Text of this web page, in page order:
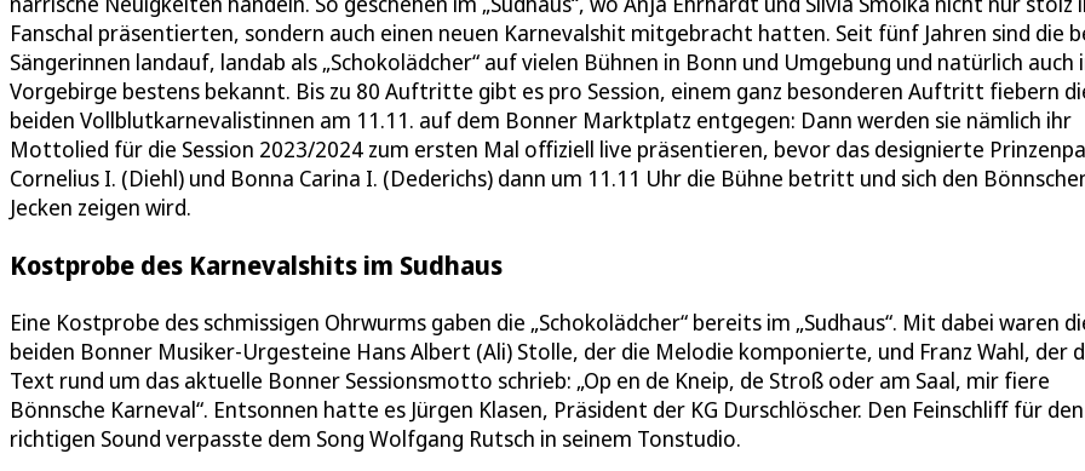
Fanschal präsentierten, sondern auch einen neuen Karnevalshit mitgebracht hatten. Seit fünf Jahren sind die
Sängerinnen landauf, landab als „Schokolädcher“ auf vielen Bühnen in Bonn und Umgebung und natürlich auch
Vorgebirge bestens bekannt. Bis zu 80 Auftritte gibt es pro Session, einem ganz besonderen Auftritt fiebern
beiden Vollblutkarnevalistinnen am 11.11. auf dem Bonner Marktplatz entgegen: Dann werden sie nämlich ihr
Mottolied für die Session 2023/2024 zum ersten Mal offiziell live präsentieren, bevor das designierte
Cornelius I. (Diehl) und Bonna Carina I. (Dederichs) dann um 11.11 Uhr die Bühne betritt und sich den
Jecken zeigen wird.
Kostprobe des Karnevalshits im Sudhaus
Eine Kostprobe des schmissigen Ohrwurms gaben die „Schokolädcher“ bereits im „Sudhaus“. Mit dabei waren
beiden Bonner Musiker-Urgesteine Hans Albert (Ali) Stolle, der die Melodie komponierte, und Franz Wahl, der
Text rund um das aktuelle Bonner Sessionsmotto schrieb: „Op en de Kneip, de Stroß oder am Saal, mir fiere
Bönnsche Karneval“. Entsonnen hatte es Jürgen Klasen, Präsident der KG Durschlöscher. Den Feinschliff für den
richtigen Sound verpasste dem Song Wolfgang Rutsch in seinem Tonstudio.